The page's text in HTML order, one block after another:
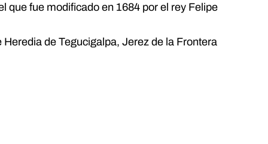
que fue modificado en 1684 por el rey Felipe
de Tegucigalpa, Jerez de la Frontera